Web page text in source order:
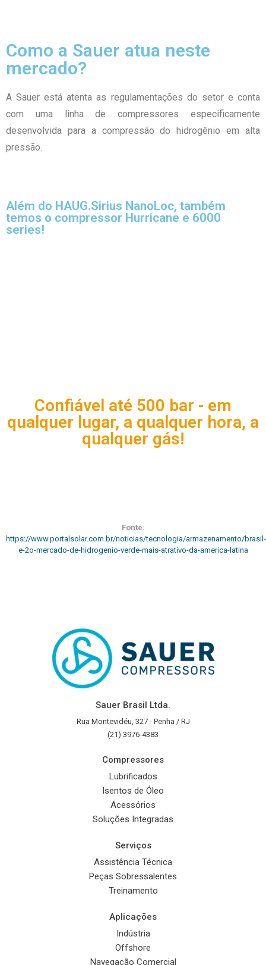
Como a Sauer atua neste
mercado?
A Sauer está atenta as regulamentações do setor e conta
com uma linha de compressores especificamente
desenvolvida para a compressão do hidrogênio em alta
pressão.
Além do HAUG.Sirius NanoLoc, também
temos o compressor Hurricane e 6000
series!
Confiável até 500 bar - em
qualquer lugar, a qualquer hora, a
qualquer gás!
Fonte:
https://www.portalsolar.com.br/noticias/tecnologia/armazenamento/brasil-
e-2o-mercado-de-hidrogenio-verde-mais-atrativo-da-america-latina
Sauer Brasil Ltda.
Rua Montevidéu, 327 - Penha / RJ
(21) 3976-4383
Compressores
Lubrificados
Isentos de Óleo
Acessórios
Soluções Integradas
Serviços
Assistência Técnica
Peças Sobressalentes
Treinamento
Aplicações
Indústria
Offshore
Navegação Comercial